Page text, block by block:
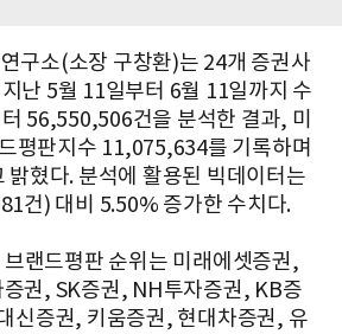
구소(소장 구창환)는 24개 증권사
난 5월 11일부터 6월 11일까지 수
56,550,506건을 분석한 결과, 미
평판지수 11,075,634를 기록하며
밝혔다. 분석에 활용된 빅데이터는
건) 대비 5.50% 증가한 수치다.
랜드평판 순위는 미래에셋증권,
권, SK증권, NH투자증권, KB증
신증권, 키움증권, 현대차증권, 유